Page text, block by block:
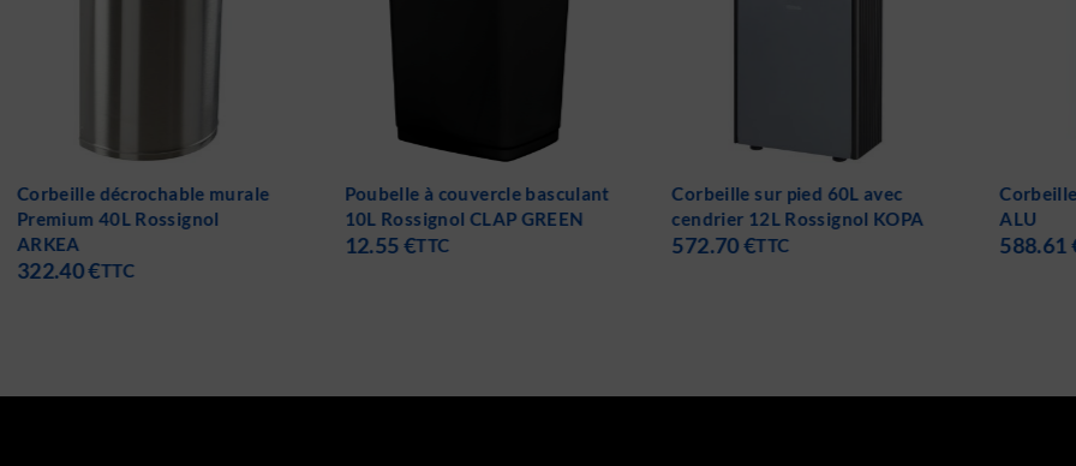
Corbeille décrochable murale
Premium 40L Rossignol
ARKEA
322.40€TTC
Poubelle à couvercle basculant
10L Rossignol CLAP GREEN
12.55€TTC
Corbeille sur pied 60L avec
cendrier 12L Rossignol KOPA
572.70€TTC
ALU
588.61